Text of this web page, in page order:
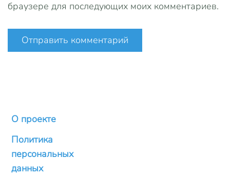
браузере для последующих моих комментариев.
Отправить комментарий
О проекте
Политика
персональных
данных